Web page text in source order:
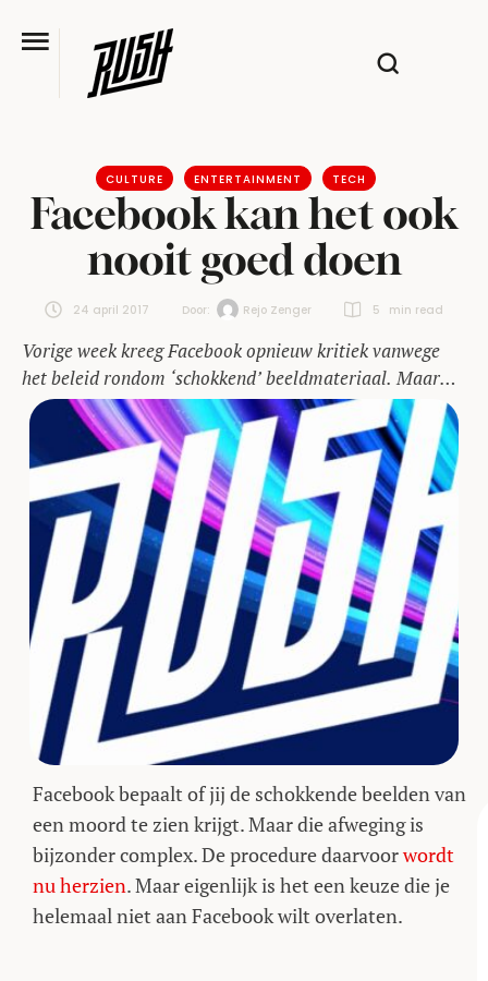
CULTURE ENTERTAINMENT TECH
Facebook kan het ook
nooit goed doen
24 april 2017 Door: Rejo Zenger 5 min read
Vorige week kreeg Facebook opnieuw kritiek vanwege
het beleid rondom ‘schokkend’ beeldmateriaal. Maar
wat zou dat beleid moeten zijn?
Facebook bepaalt of jij de schokkende beelden van
een moord te zien krijgt. Maar die afweging is
bijzonder complex. De procedure daarvoorwordt
nu herzien. Maar eigenlijk is het een keuze die je
helemaal niet aan Facebook wilt overlaten.